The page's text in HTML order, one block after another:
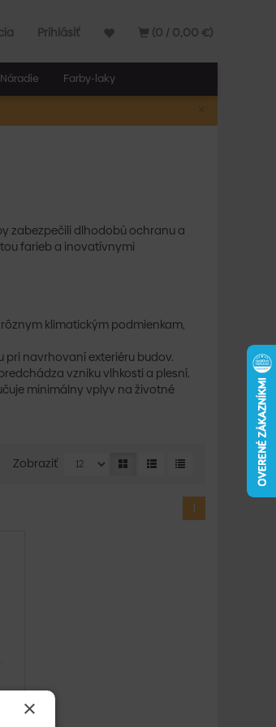
(0 / 0,00 €)
Prihlásiť
Náradie Farby-laky
zabezpečili dlhodobú ochranu a
farieb a inovatívnymi
klimatickým podmienkam,
pri navrhovaní exteriéru budov.
vzniku vlhkosti a plesní.
minimálny vplyv na životné
Zobraziť
1
×